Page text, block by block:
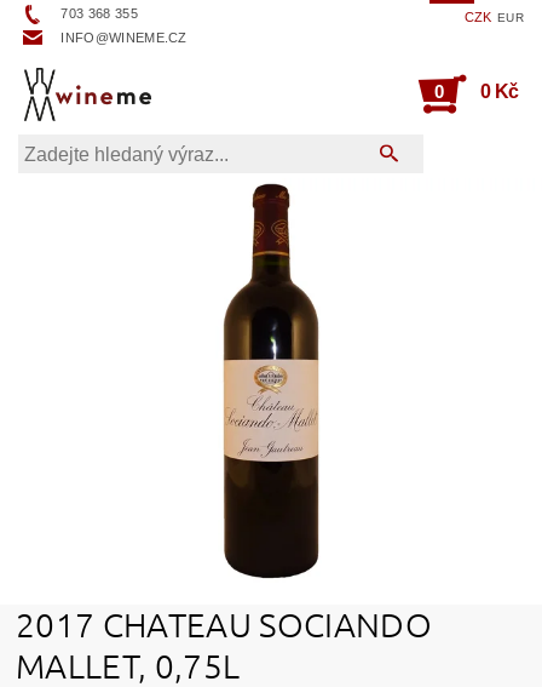
703 368 355
INFO@WINEME.CZ
CZK EUR
0 0 Kč
2017 CHATEAU SOCIANDO
MALLET, 0,75L